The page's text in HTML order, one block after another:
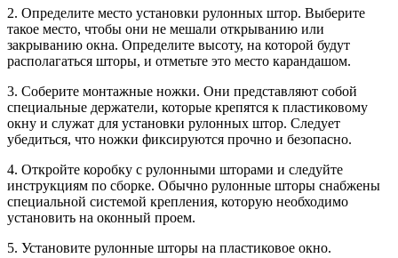
2. Определите место установки рулонных штор. Выберите
такое место, чтобы они не мешали открыванию или
закрыванию окна. Определите высоту, на которой будут
располагаться шторы, и отметьте это место карандашом.
3. Соберите монтажные ножки. Они представляют собой
специальные держатели, которые крепятся к пластиковому
окну и служат для установки рулонных штор. Следует
убедиться, что ножки фиксируются прочно и безопасно.
4. Откройте коробку с рулонными шторами и следуйте
инструкциям по сборке. Обычно рулонные шторы снабжены
специальной системой крепления, которую необходимо
установить на оконный проем.
5. Установите рулонные шторы на пластиковое окно.